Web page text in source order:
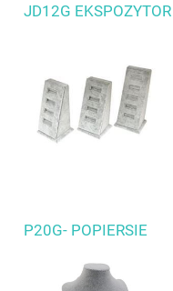
JD12G
P20G- POPIERSIE